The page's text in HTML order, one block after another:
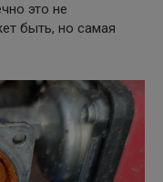
это не
быть, но самая